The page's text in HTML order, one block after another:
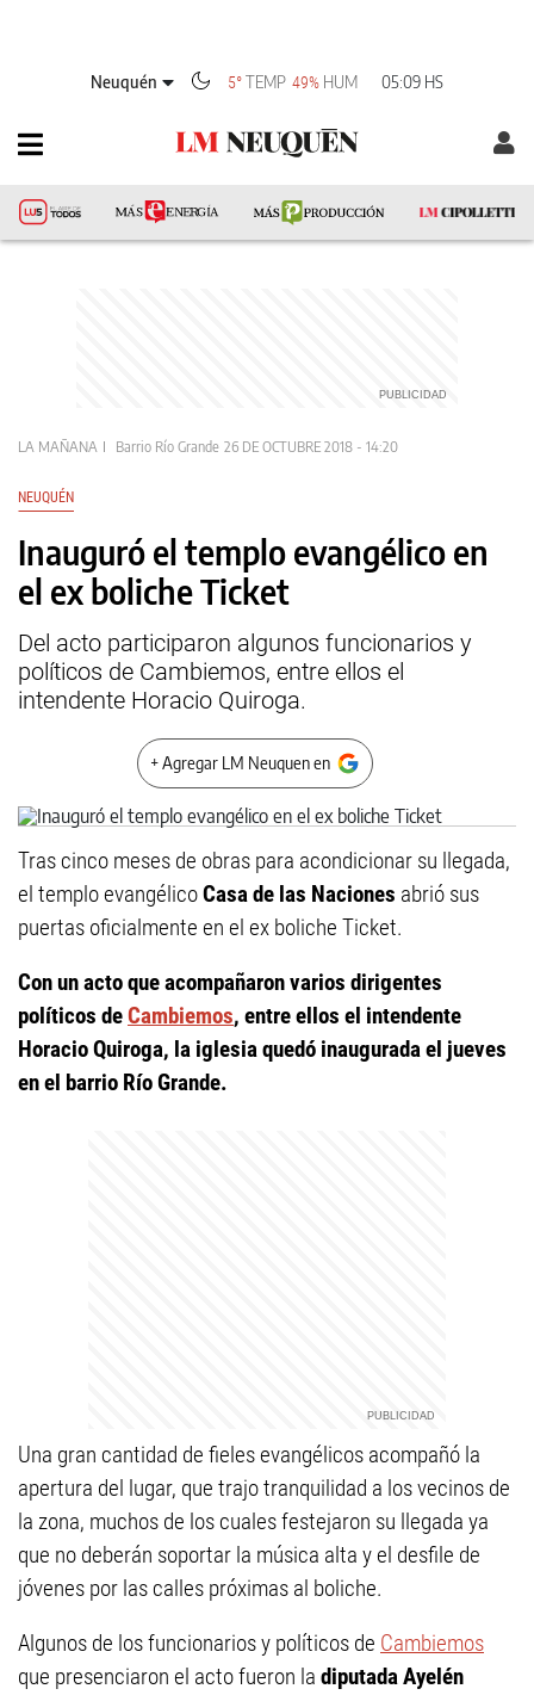
Neuquén 5°TEMP 49% HUM 05:09 HS
LA MAÑANA Barrio Río Grande 26 DE OCTUBRE 2018 - 14:20
NEUQUÉN
Inauguró el templo evangélico en
el ex boliche Ticket
Del acto participaron algunos funcionarios y
políticos de Cambiemos, entre ellos el
intendente Horacio Quiroga.
+ Agregar LM Neuquen en
Tras cinco meses de obras para acondicionar su llegada,
el templo evangélicoCasa de las Naciones abrió sus
puertas oficialmente en el ex boliche Ticket.
Con un acto que acompañaron varios dirigentes
políticos deCambiemos, entre ellos el intendente
Horacio Quiroga, la iglesia quedó inaugurada el jueves
en el barrio Río Grande.
Una gran cantidad de fieles evangélicos acompañó la
apertura del lugar, que trajo tranquilidad a los vecinos de
la zona, muchos de los cuales festejaron su llegada ya
que no deberán soportar la música alta y el desfile de
jóvenes por las calles próximas al boliche.
Algunos de los funcionarios y políticos de Cambiemos
que presenciaron el acto fueron la diputada Ayelén